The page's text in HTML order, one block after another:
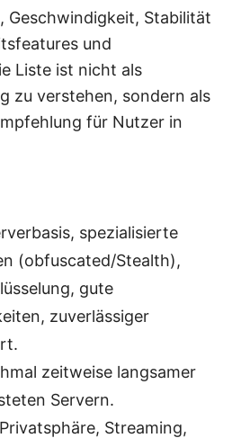
Geschwindigkeit, Stabilität
und
Liste ist nicht als
zu verstehen, sondern als
für Nutzer in
spezialisierte
(obfuscated/Stealth),
gute
zuverlässiger
zeitweise langsamer
Servern.
Streaming,